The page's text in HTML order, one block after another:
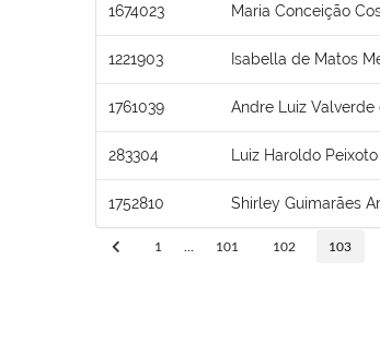
1674023 Maria Conceição
1221903 Isabella de Matos
1761039 Andre Luiz Valverde
283304 Luiz Haroldo
1752810 Shirley Guimarães
1 101 102 103